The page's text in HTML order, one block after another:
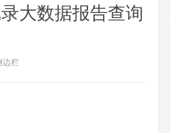
大数据报告查询
边栏